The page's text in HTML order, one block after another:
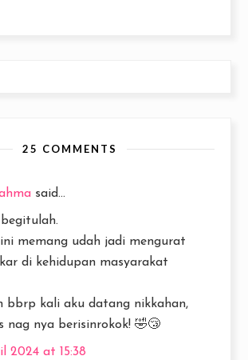
25 COMMENTS
said...
ini memang udah jadi mengurat
di kehidupan masyarakat
bbrp kali aku datang nikkahan,
nag nya berisinrokok! 🤣😴
2024 at 15:38